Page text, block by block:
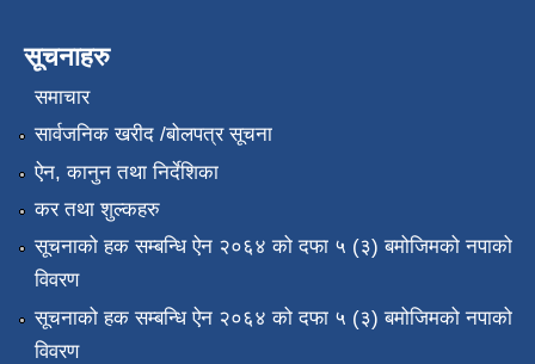
सूचनाहरु
समाचार
सार्वजनिक खरीद /बोलपत्र सूचना
ऐन, कानुन तथा निर्देशिका
कर तथा शुल्कहरु
सूचनाको हक सम्बन्धि ऐन २०६४ को दफा ५ (३) बमोजिमको नपाको
विवरण
सूचनाको हक सम्बन्धि ऐन २०६४ को दफा ५ (३) बमोजिमको नपाको
विवरण